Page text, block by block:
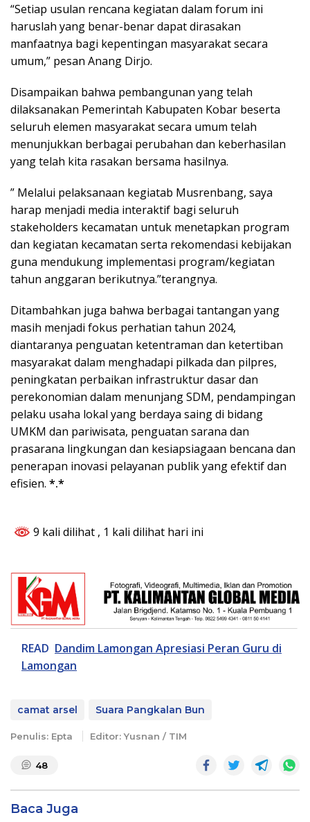
“Setiap usulan rencana kegiatan dalam forum ini
haruslah yang benar-benar dapat dirasakan
manfaatnya bagi kepentingan masyarakat secara
umum,” pesan Anang Dirjo.
Disampaikan bahwa pembangunan yang telah
dilaksanakan Pemerintah Kabupaten Kobar beserta
seluruh elemen masyarakat secara umum telah
menunjukkan berbagai perubahan dan keberhasilan
yang telah kita rasakan bersama hasilnya.
” Melalui pelaksanaan kegiatab Musrenbang, saya
harap menjadi media interaktif bagi seluruh
stakeholders kecamatan untuk menetapkan program
dan kegiatan kecamatan serta rekomendasi kebijakan
guna mendukung implementasi program/kegiatan
tahun anggaran berikutnya.”terangnya.
Ditambahkan juga bahwa berbagai tantangan yang
masih menjadi fokus perhatian tahun 2024,
diantaranya penguatan ketentraman dan ketertiban
masyarakat dalam menghadapi pilkada dan pilpres,
peningkatan perbaikan infrastruktur dasar dan
perekonomian dalam menunjang SDM, pendampingan
pelaku usaha lokal yang berdaya saing di bidang
UMKM dan pariwisata, penguatan sarana dan
prasarana lingkungan dan kesiapsiagaan bencana dan
penerapan inovasi pelayanan publik yang efektif dan
efisien. *.*
9 kali dilihat , 1 kali dilihat hari ini
READ Dandim Lamongan Apresiasi Peran Guru di
Lamongan
camat arsel Suara Pangkalan Bun
Penulis: Epta Editor: Yusnan / TIM
48
Baca Juga